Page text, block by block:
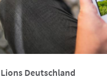
Lions Deutschland